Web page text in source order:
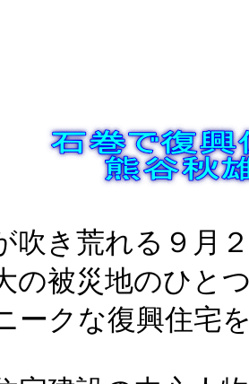
吹き荒れる９月
の被災地のひと
ークな復興住宅